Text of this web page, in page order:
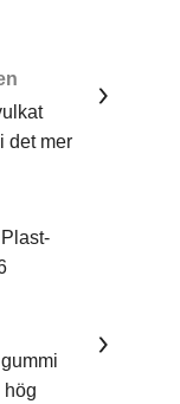
det mer
hög